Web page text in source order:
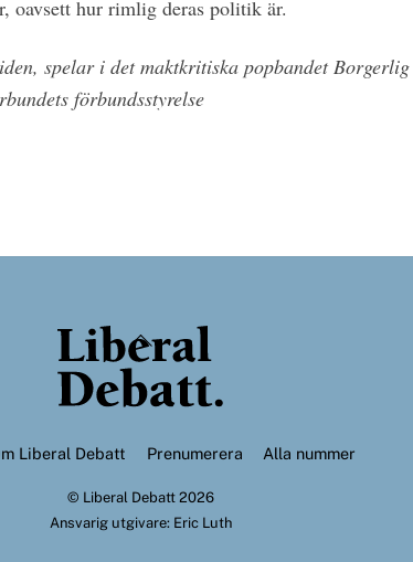
oavsett hur rimlig deras politik är.
spelar i det maktkritiska popbandet
förbundsstyrelse
Back
To
Top
Liberal Debatt Prenumerera Alla nummer
© Liberal Debatt2026
Ansvarig utgivare: Eric Luth